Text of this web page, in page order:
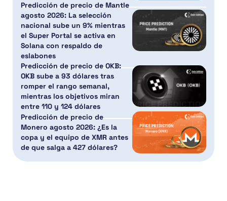
Predicción de precio de Mantle
agosto 2026: La selección
nacional sube un 9% mientras
el Super Portal se activa en
Solana con respaldo de
eslabones
Predicción de precio de OKB:
OKB sube a 93 dólares tras
romper el rango semanal,
mientras los objetivos miran
entre 110 y 124 dólares
Predicción de precio de
Monero agosto 2026: ¿Es la
copa y el equipo de XMR antes
de que salga a 427 dólares?